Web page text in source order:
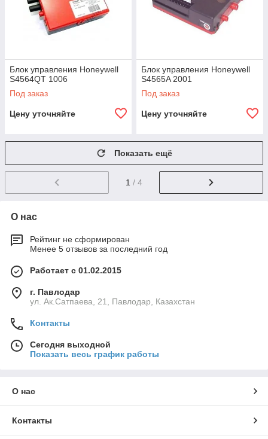
Блок управления Honeywell
S4564QT 1006
Под заказ
Цену уточняйте
Блок управления Honeywell
S4565A 2001
Под заказ
Цену уточняйте
Показать ещё
1 / 4
О нас
Рейтинг не сформирован
Менее 5 отзывов за последний год
Работает с 01.02.2015
г. Павлодар
ул. Ак.Сатпаева, 21, Павлодар, Казахстан
Контакты
Сегодня выходной
Показать весь график работы
О нас
Контакты